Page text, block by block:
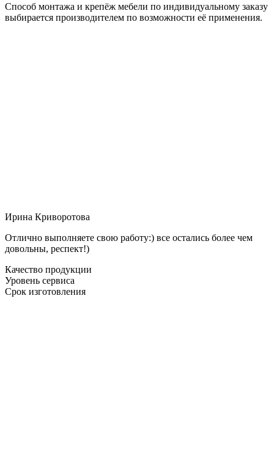
Способ монтажа и крепёж мебели по индивидуальному заказу
выбирается производителем по возможности её применения.
Ирина Криворотова
Отлично выполняете свою работу:) все остались более чем
довольны, респект!)
Качество продукции
Уровень сервиса
Срок изготовления